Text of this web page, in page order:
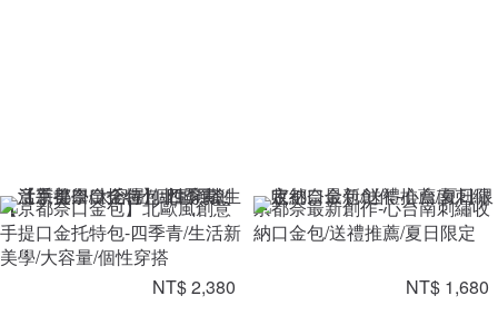
【京都奈口金包】北歐風創意
手提口金托特包-四季青/生活新
美學/大容量/個性穿搭
NT$ 2,380
京都奈最新創作-心台南刺繡收
納口金包/送禮推薦/夏日限定
NT$ 1,680